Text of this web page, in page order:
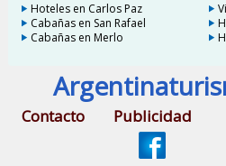
Hoteles en Carlos Paz
Cabañas en San Rafael
Cabañas en Merlo
Contacto Publicidad